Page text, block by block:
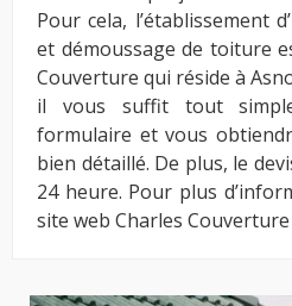
Pour cela, l’établissement
et démoussage de toiture
Couverture qui réside à
il vous suffit tout
formulaire et vous
bien détaillé. De plus, le
24 heure. Pour plus
site web Charles Couverture